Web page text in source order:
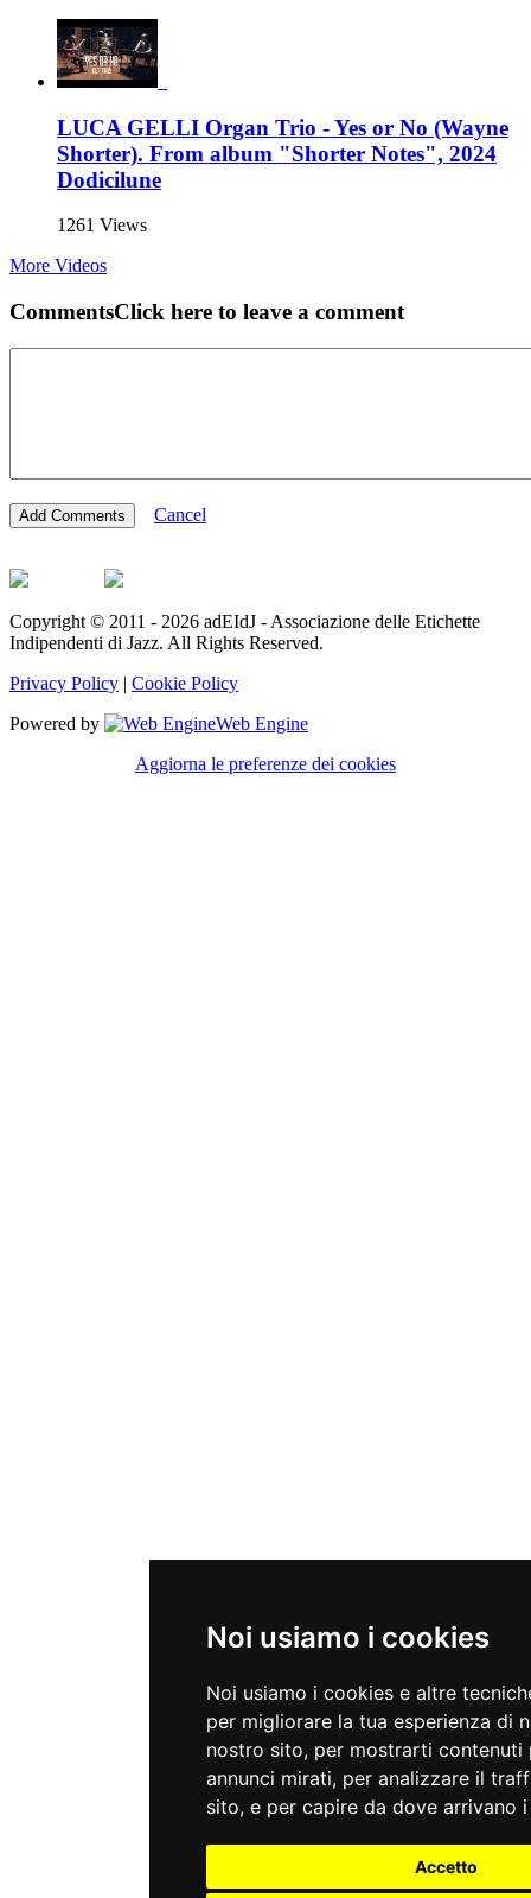
Noi usiamo i cookies
Noi usiamo i cookies e altre
per migliorare la tua esperienza di
nostro sito, per mostrarti contenuti
annunci mirati, per analizzare il
sito, e per capire da dove arrivano
Accetto
LUCA GELLI Organ Trio - Yes or No (Wayne
Shorter). From album "Shorter Notes", 2024
Dodicilune
1261 Views
More Videos
CommentsClick here to leave a comment
Cancel
Copyright © 2011 - 2026 adEIdJ - Associazione delle Etichette
Indipendenti di Jazz. All Rights Reserved.
Privacy Policy | Cookie Policy
Powered by
Web Engine
Aggiorna le preferenze dei cookies